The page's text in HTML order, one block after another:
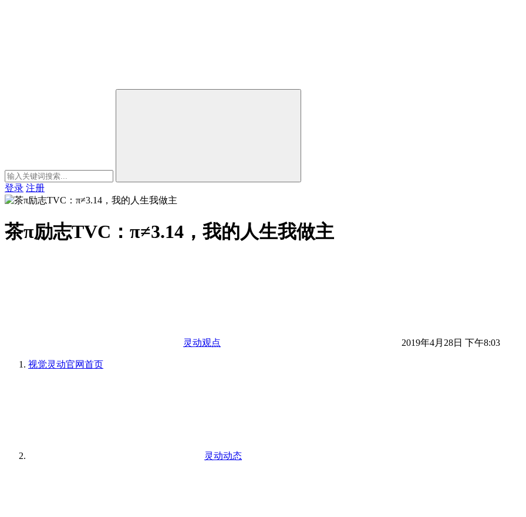
登录 注册
茶π励志TVC：π≠3.14，我的人生我做主
灵动观点 2019年4月28日 下午8:03
视觉灵动官网首页
灵动动态